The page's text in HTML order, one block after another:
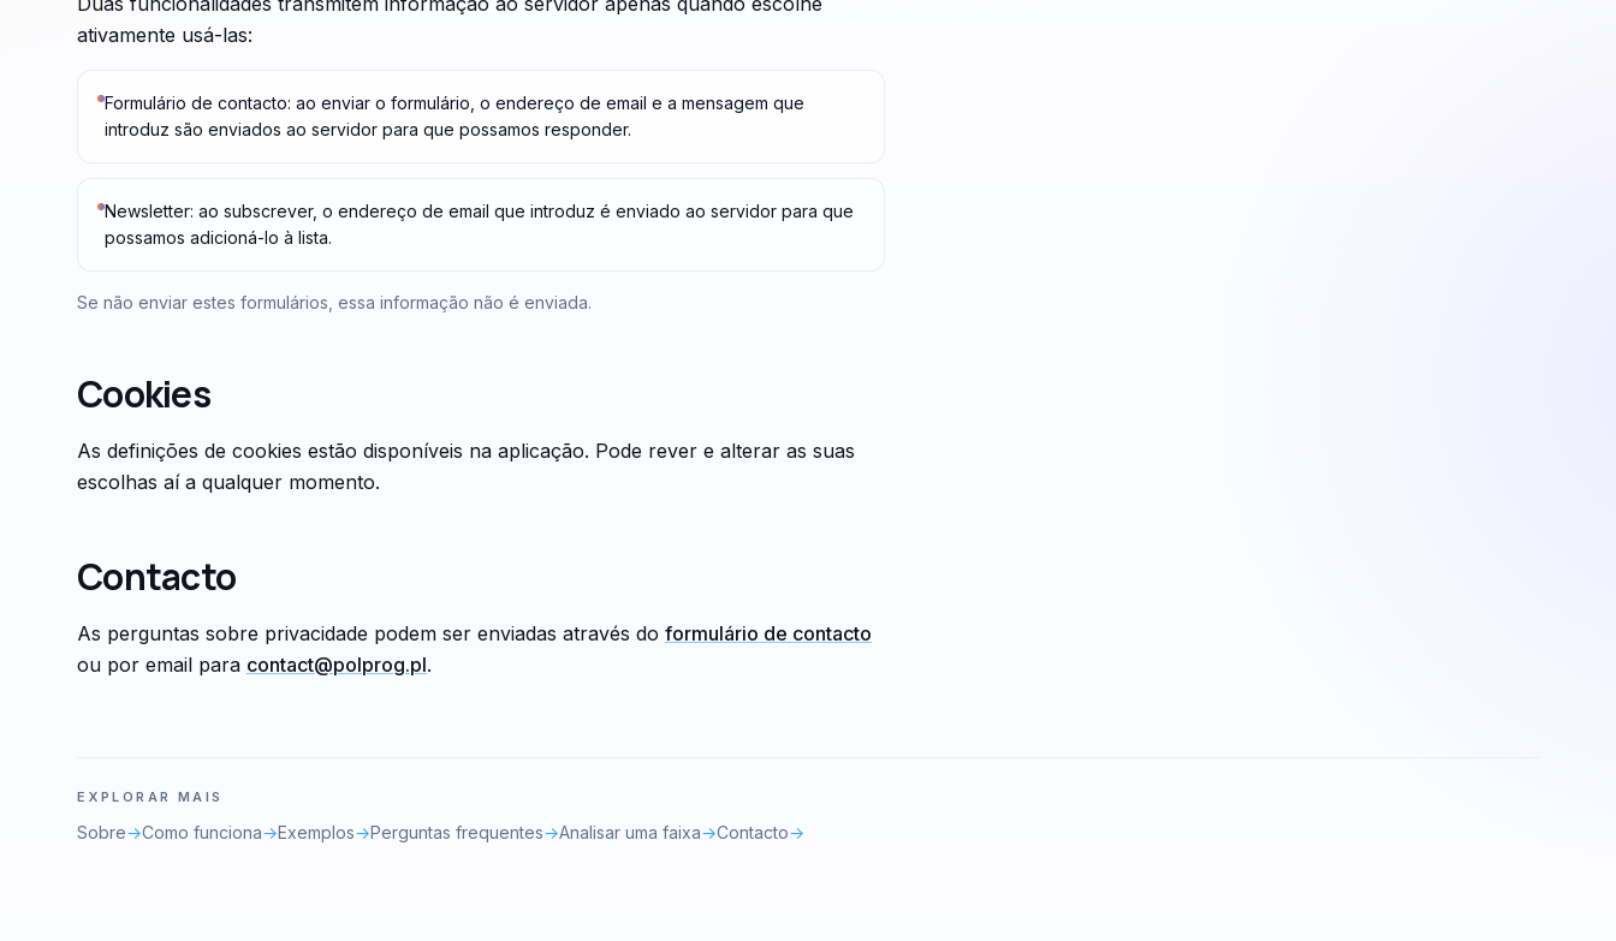
ativamente usá-las:
Formulário de contacto: ao enviar o formulário, o endereço de email e a mensagem que
introduz são enviados ao servidor para que possamos responder.
Newsletter: ao subscrever, o endereço de email que introduz é enviado ao servidor para que
possamos adicioná-lo à lista.
Se não enviar estes formulários, essa informação não é enviada.
Cookies
As definições de cookies estão disponíveis na aplicação. Pode rever e alterar as suas
escolhas aí a qualquer momento.
Contacto
As perguntas sobre privacidade podem ser enviadas através do formulário de contacto
ou por email para contact@polprog.pl.
EXPLORAR MAIS
Sobre→Como funciona→Exemplos→Perguntas frequentes→Analisar uma faixa→Contacto→